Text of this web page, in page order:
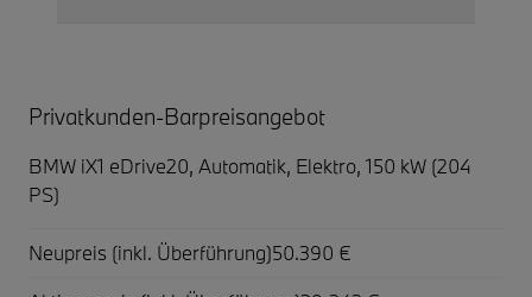
Privatkunden-Barpreisangebot
BMW iX1 eDrive20, Automatik, Elektro, 150 kW (204
PS)
Neupreis (inkl. Überführung)50.390 €